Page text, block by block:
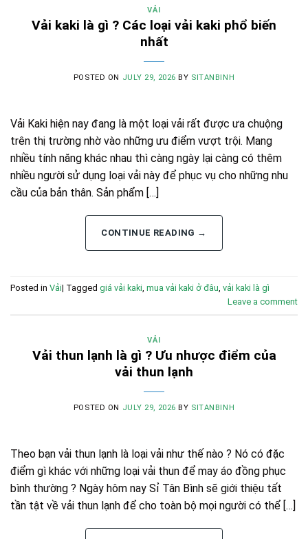
VẢI
Vải kaki là gì ? Các loại vải kaki phổ biến
nhất
POSTED ON JULY 29, 2026 BY SITANBINH
Vải Kaki hiện nay đang là một loại vải rất được ưa chuộng
trên thị trường nhờ vào những ưu điểm vượt trội. Mang
nhiều tính năng khác nhau thì càng ngày lại càng có thêm
nhiều người sử dụng loại vải này để phục vụ cho những nhu
cầu của bản thân. Sản phẩm […]
CONTINUE READING →
Posted in Vải| Tagged giá vải kaki, mua vải kaki ở đâu, vải kaki là gì
Leave a comment
VẢI
Vải thun lạnh là gì ? Ưu nhược điểm của
vải thun lạnh
POSTED ON JULY 29, 2026 BY SITANBINH
Theo bạn vải thun lạnh là loại vải như thế nào ? Nó có đặc
điểm gì khác với những loại vải thun để may áo đồng phục
bình thường ? Ngày hôm nay Sỉ Tân Bình sẽ giới thiệu tất
tần tật về vải thun lạnh để cho toàn bộ mọi người có thể […]